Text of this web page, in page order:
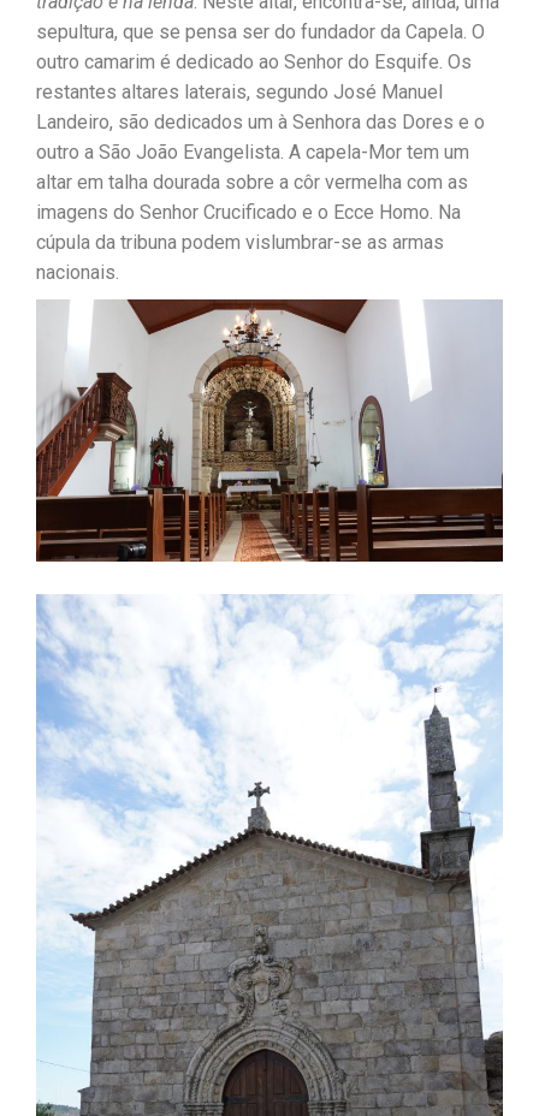
sepultura, que se pensa ser do fundador da Capela. O
outro camarim é dedicado ao Senhor do Esquife. Os
restantes altares laterais, segundo José Manuel
Landeiro, são dedicados um à Senhora das Dores e o
outro a São João Evangelista. A capela-Mor tem um
altar em talha dourada sobre a côr vermelha com as
imagens do Senhor Crucificado e o Ecce Homo. Na
cúpula da tribuna podem vislumbrar-se as armas
nacionais.